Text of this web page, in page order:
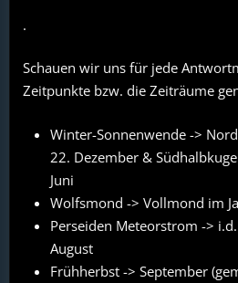
.
Schauen wir uns für jede
Zeitpunkte bzw. die Zeiträume
Winter-Sonnenwende ->
22. Dezember &
Juni
Wolfsmond -> Vollmond im
Perseiden Meteorstrom ->
August
Frühherbst -> September